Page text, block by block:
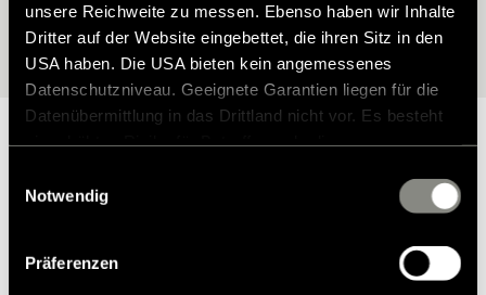
unsere Reichweite zu messen. Ebenso haben wir Inhalte
Dritter auf der Website eingebettet, die ihren Sitz in den
USA haben. Die USA bieten kein angemessenes
Datenschutzniveau. Geeignete Garantien liegen für die
Datenübermittlung in das Drittland nicht vor. Es besteht
zustehen. Eingesetzte Dienstleister können Daten für
zusammenführen. Weitere Informationen finden Sie in
unsererDatenschutzerklärung
. Akzeptieren Sie oder
Notwendig
Präferenzen
Zur Modellauswahl
Zubehör?